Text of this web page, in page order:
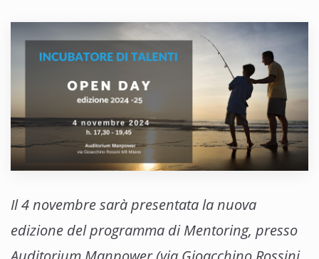
Il 4 novembre sarà presentata la nuova
edizione del programma di Mentoring, presso